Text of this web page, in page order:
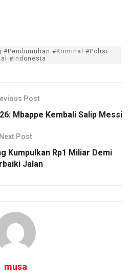
#Kriminal #Polisi
#Indonesia
Post
Mbappe Kembali Salip Messi
Next Post
Kumpulkan Rp1 Miliar Demi
Jalan
musa